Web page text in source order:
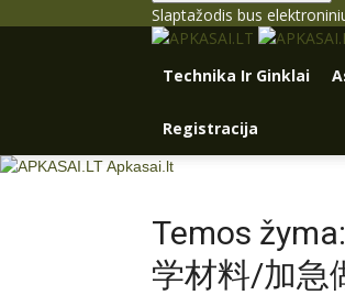
Slaptažodis bus
Technika Ir Ginklai
Registracija
Apkasai.lt
Temos
学材料/加急